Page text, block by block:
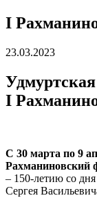
I
23.03.2023
I
С 30 марта по 9
Рахманиновский
– 150-летию со
Сергея